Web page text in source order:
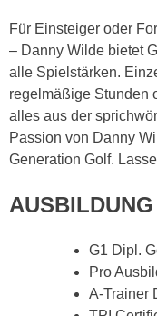
Für Einsteiger oder
– Danny Wilde bietet
alle Spielstärken.
regelmäßige Stunden
alles aus der
Passion von Danny
Generation Golf.
AUSBILDUNG
G1 Dipl.
Pro
A-Trainer